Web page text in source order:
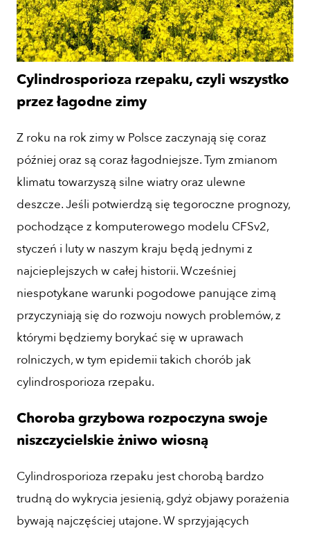
Cylindrosporioza rzepaku, czyli wszystko
przez łagodne zimy
Z roku na rok zimy w Polsce zaczynają się coraz
później oraz są coraz łagodniejsze. Tym zmianom
klimatu towarzyszą silne wiatry oraz ulewne
deszcze. Jeśli potwierdzą się tegoroczne prognozy,
pochodzące z komputerowego modelu CFSv2,
styczeń i luty w naszym kraju będą jednymi z
najcieplejszych w całej historii. Wcześniej
niespotykane warunki pogodowe panujące zimą
przyczyniają się do rozwoju nowych problemów, z
którymi będziemy borykać się w uprawach
rolniczych, w tym epidemii takich chorób jak
cylindrosporioza rzepaku.
Choroba grzybowa rozpoczyna swoje
niszczycielskie żniwo wiosną
Cylindrosporioza rzepaku jest chorobą bardzo
trudną do wykrycia jesienią, gdyż objawy porażenia
bywają najczęściej utajone. W sprzyjających